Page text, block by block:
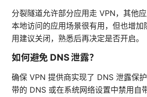
分裂隧道允许部分应用走 VPN，其他
本地访问的应用场景很有用，但也增加
用建议关闭，熟悉后再决定是否开启。
如何避免 DNS 泄露？
确保 VPN 提供商实现了 DNS 泄露保
带的 DNS 或在系统网络设置中禁用自